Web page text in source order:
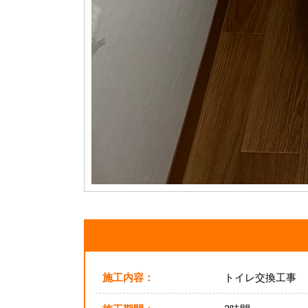
施工内容： トイレ交換工事